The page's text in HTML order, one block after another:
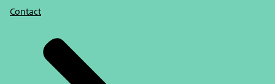
Contact